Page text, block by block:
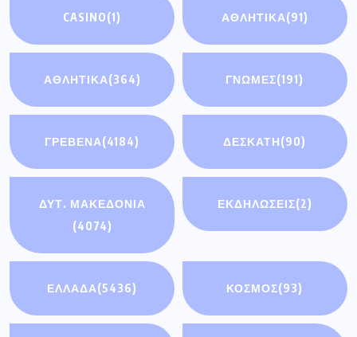
CASINO(1) ΑΘΛΗΤΙΚΆ(91)
ΑΘΛΗΤΙΚΑ(364) ΓΝΩΜΕΣ(191)
ΓΡΕΒΕΝΑ(4184) ΔΕΣΚΑΤΗ(90)
ΔΥΤ. ΜΑΚΕΔΟΝΙΑ
(4074)
ΕΚΔΗΛΩΣΕΙΣ(2)
ΕΛΛΑΔΑ(5436) ΚΟΣΜΟΣ(93)